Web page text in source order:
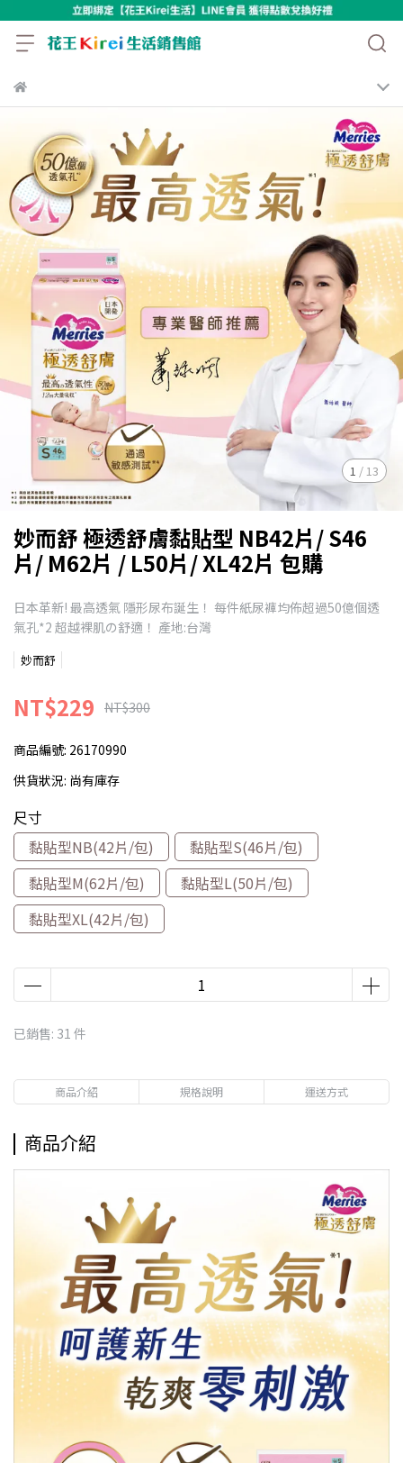
1 /13
妙而舒 極透舒膚黏貼型 NB42片/ S46
片/ M62片 / L50片/ XL42片 包購
日本革新! 最高透氣 隱形尿布誕生！ 每件紙尿褲均佈超過50億個透
氣孔*2 超越裸肌の舒適！ 產地:台灣
妙而舒
NT$229 NT$300
商品編號: 26170990
供貨狀況: 尚有庫存
尺寸
黏貼型NB(42片/包)
黏貼型S(46片/包)
黏貼型M(62片/包)
黏貼型L(50片/包)
黏貼型XL(42片/包)
已銷售: 31 件
商品介紹 規格說明 運送方式
商品介紹